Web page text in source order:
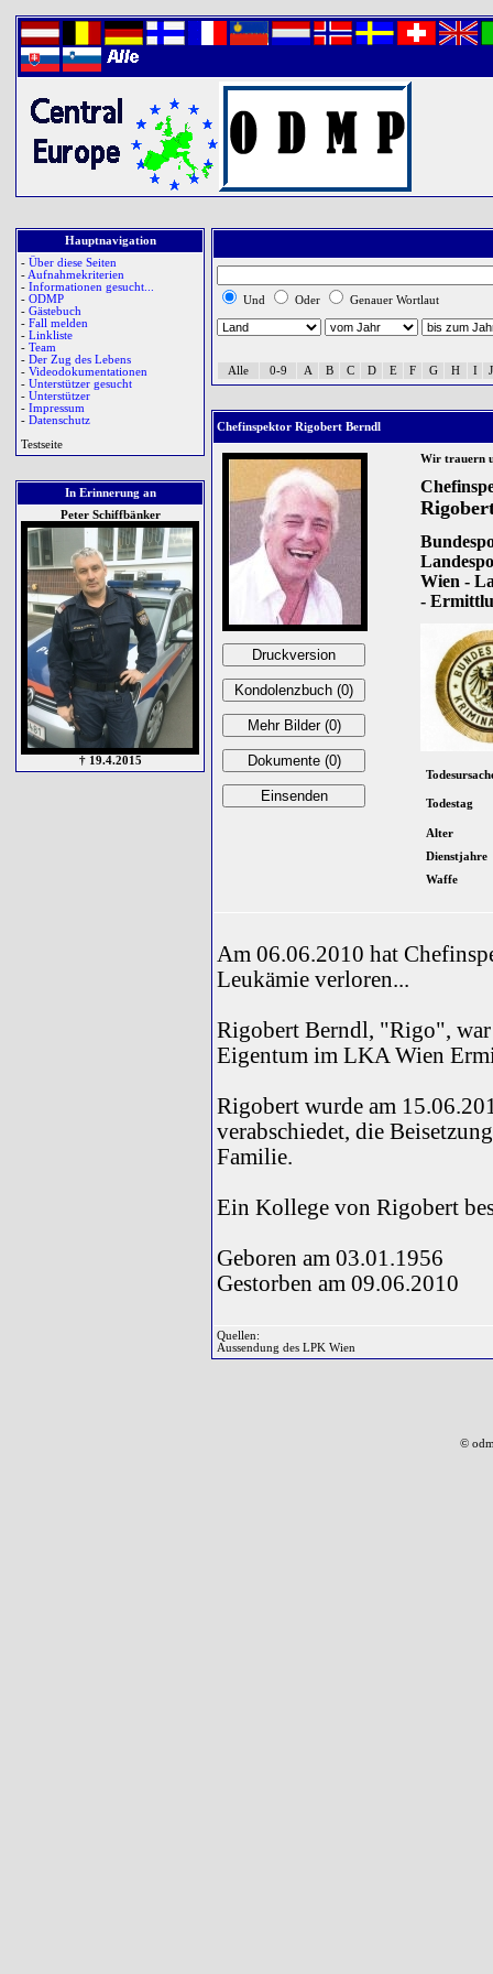
Hauptnavigation
- Über diese Seiten
- Aufnahmekriterien
- Informationen gesucht...
- ODMP
- Gästebuch
- Fall melden
- Linkliste
- Team
- Der Zug des Lebens
- Videodokumentationen
- Unterstützer gesucht
- Unterstützer
- Impressum
- Datenschutz
Testseite
In Erinnerung an
Peter Schiffbänker
† 19.4.2015
Und Oder Genauer Wortlaut
Alle 0-9 A B C D E F G H I J
Chefinspektor Rigobert Berndl
Wir trauern
Wien -
-
Todestag
Alter
Dienstjahre
Waffe
Am 06.06.2010 hat
Leukämie verloren...
Rigobert Berndl, "Rigo", war
Eigentum im LKA Wien
Rigobert wurde am
verabschiedet, die
Familie.
Ein Kollege von Rigobert
Geboren am 03.01.1956
Gestorben am 09.06.2010
Quellen:
Aussendung des LPK Wien
©